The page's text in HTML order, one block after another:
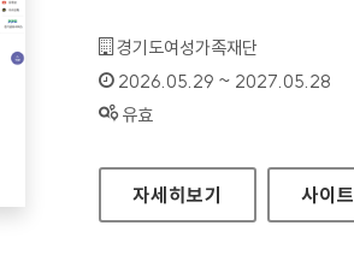
기관명 :
경기도여성가족재단
인증기간 :
2026.05.29 ~ 2027.05.28
상태 :
유효
경기도여성가족재단
자세히보기 사이트